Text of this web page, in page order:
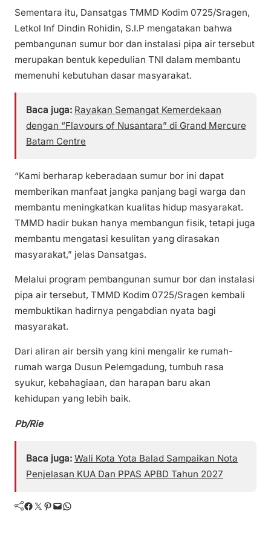
Sementara itu, Dansatgas TMMD Kodim 0725/Sragen,
Letkol Inf Dindin Rohidin, S.I.P mengatakan bahwa
pembangunan sumur bor dan instalasi pipa air tersebut
merupakan bentuk kepedulian TNI dalam membantu
memenuhi kebutuhan dasar masyarakat.
Baca juga: Rayakan Semangat Kemerdekaan
dengan “Flavours of Nusantara” di Grand Mercure
Batam Centre
“Kami berharap keberadaan sumur bor ini dapat
memberikan manfaat jangka panjang bagi warga dan
membantu meningkatkan kualitas hidup masyarakat.
TMMD hadir bukan hanya membangun fisik, tetapi juga
membantu mengatasi kesulitan yang dirasakan
masyarakat,” jelas Dansatgas.
Melalui program pembangunan sumur bor dan instalasi
pipa air tersebut, TMMD Kodim 0725/Sragen kembali
membuktikan hadirnya pengabdian nyata bagi
masyarakat.
Dari aliran air bersih yang kini mengalir ke rumah-
rumah warga Dusun Pelemgadung, tumbuh rasa
syukur, kebahagiaan, dan harapan baru akan
kehidupan yang lebih baik.
Pb/Rie
Baca juga: Wali Kota Yota Balad Sampaikan Nota
Penjelasan KUA Dan PPAS APBD Tahun 2027
Facebook Twitter Pinterest Mail WhatsApp